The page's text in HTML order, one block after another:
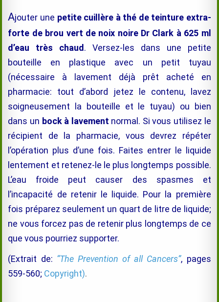
Ajouter une petite cuillère à thé de teinture extra-
forte de brou vert de noix noire Dr Clark à 625 ml
d’eau très chaud.Versez-les dans une petite
bouteille en plastique avec un petit tuyau
(nécessaire à lavement déjà prêt acheté en
pharmacie: tout d’abord jetez le contenu, lavez
soigneusement la bouteille et le tuyau) ou bien
dans un bock à lavement normal. Si vous utilisez le
récipient de la pharmacie, vous devrez répéter
l’opération plus d’une fois. Faites entrer le liquide
lentement et retenez-le le plus longtemps possible.
L’eau froide peut causer des spasmes et
l’incapacité de retenir le liquide. Pour la première
fois préparez seulement un quart de litre de liquide;
ne vous forcez pas de retenir plus longtemps de ce
que vous pourriez supporter.
(Extrait de: “The Prevention of all Cancers”, pages
559-560; Copyright).